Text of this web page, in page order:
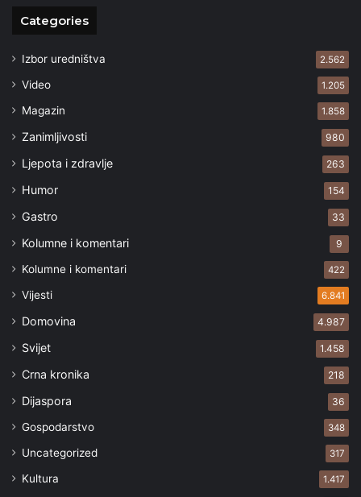
Categories
Izbor uredništva 2.562
Video 1.205
Magazin 1.858
Zanimljivosti 980
Ljepota i zdravlje 263
Humor 154
Gastro 33
Kolumne i komentari 9
Kolumne i komentari 422
Vijesti 6.841
Domovina 4.987
Svijet 1.458
Crna kronika 218
Dijaspora 36
Gospodarstvo 348
Uncategorized 317
Kultura 1.417